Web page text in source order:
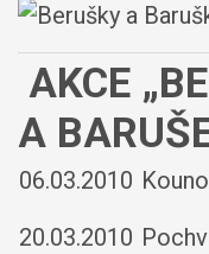
AKCE
A
06.03.2010
20.03.2010